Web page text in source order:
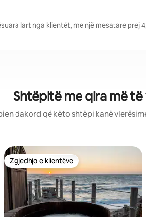
lart nga klientët, me një mesatare prej
Shtëpitë me qira më të
dakord që këto shtëpi kanë
Zgjedhja e klientëve
Zgjedhja e klientëve